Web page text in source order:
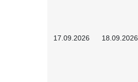
17.09.2026 18.09.2026